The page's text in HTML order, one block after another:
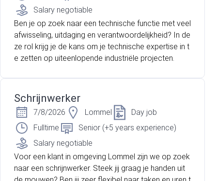
Salary negotiable
Ben je op zoek naar een technische functie met veel
afwisseling, uitdaging en verantwoordelijkheid? In de
ze rol krijg je de kans om je technische expertise in t
e zetten op uiteenlopende industriële projecten.
Schrijnwerker
7/8/2026 Lommel
Day job
Fulltime
Senior (+5 years experience)
Salary negotiable
Voor een klant in omgeving Lommel zijn we op zoek
naar een schrijnwerker. Steek jij graag je handen uit